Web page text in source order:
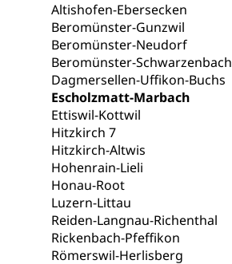
Altishofen-Ebersecken
Beromünster-Gunzwil
Beromünster-Neudorf
Beromünster-Schwarzenbach
Dagmersellen-Uffikon-Buchs
Escholzmatt-Marbach
Ettiswil-Kottwil
Hitzkirch 7
Hitzkirch-Altwis
Hohenrain-Lieli
Honau-Root
Luzern-Littau
Reiden-Langnau-Richenthal
Rickenbach-Pfeffikon
Römerswil-Herlisberg